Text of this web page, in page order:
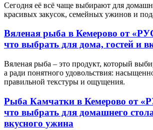
Сегодня её всё чаще выбирают для
красивых закусок, семейных ужинов и
Вяленая рыба в Кемерово от
что выбрать для дома, гостей и
Вяленая рыба – это продукт, который
а ради понятного удовольствия:
правильной текстуры и ощущения.
Рыба Камчатки в Кемерово от
что выбрать для домашнего
вкусного ужина